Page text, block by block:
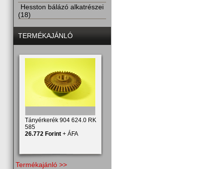
Hesston bálázó alkatrészei
(18)
TERMÉKAJÁNLÓ
Tányérkerék 904 624.0 RK
585
26.772 Forint + ÁFA
Termékajánló >>